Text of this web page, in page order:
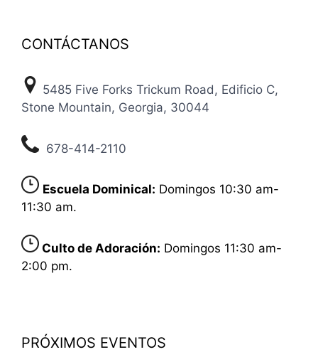
CONTÁCTANOS
5485 Five Forks Trickum Road, Edificio C,
Stone Mountain, Georgia, 30044
678-414-2110
Escuela Dominical: Domingos 10:30 am-
11:30 am.
Culto de Adoración: Domingos 11:30 am-
2:00 pm.
PRÓXIMOS EVENTOS